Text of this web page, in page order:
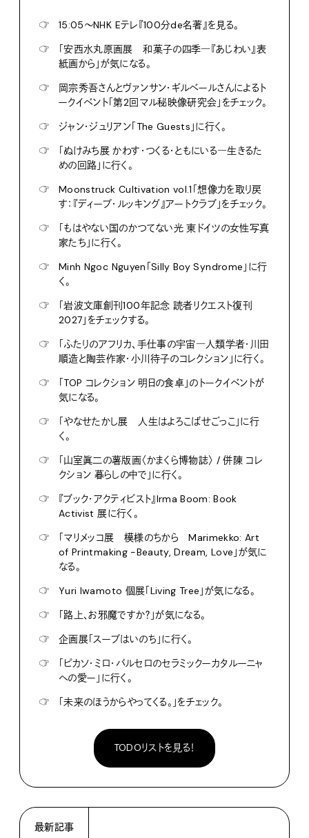
☞
15:05〜NHK Eテレ『100分de名著』を見る。
☞
「安西水丸原画展 和菓子の四季―『あじわい』表
紙画から」が気になる。
☞
岡宗秀吾さんとヴァンサン・ギルベールさんによるト
ークイベント「第2回マル秘映像研究会」をチェック。
☞
ジャン・ジュリアン「The Guests」に行く。
☞
「ぬけみち展 かわす・つくる・ともにいる―生きるた
めの回路」に行く。
☞
Moonstruck Cultivation vol.1「想像力を取り戻
す：『ディープ・ルッキング』アートクラブ」をチェック。
☞
「もはやない国のかつてない光 東ドイツの女性写真
家たち」に行く。
☞
Minh Ngoc Nguyen「Silly Boy Syndrome」に行
く。
☞
「岩波文庫創刊100年記念 読者リクエスト復刊
2027」をチェックする。
☞
「ふたりのアフリカ、手仕事の宇宙―人類学者・川田
順造と陶芸作家・小川待子のコレクション」に行く。
☞
「TOP コレクション 明日の食卓」のトークイベントが
気になる。
☞
「やなせたかし展 人生はよろこばせごっこ」に行
く。
☞
「山室眞二の薯版画〈かまくら博物誌〉 / 併陳 コレ
クション 暮らしの中で」に行く。
☞
『ブック・アクティビスト』Irma Boom: Book
Activist 展に行く。
☞
「マリメッコ展 模様のちから Marimekko: Art
of Printmaking -Beauty, Dream, Love」が気に
なる。
☞
Yuri Iwamoto 個展「Living Tree」が気になる。
☞
「路上、お邪魔ですか？」が気になる。
☞
企画展「スープはいのち」に行く。
☞
「ピカソ・ミロ・バルセロのセラミックーカタルーニャ
への愛ー」に行く。
☞
「未来のほうからやってくる。」をチェック。
TODOリストを見る！
最新記事